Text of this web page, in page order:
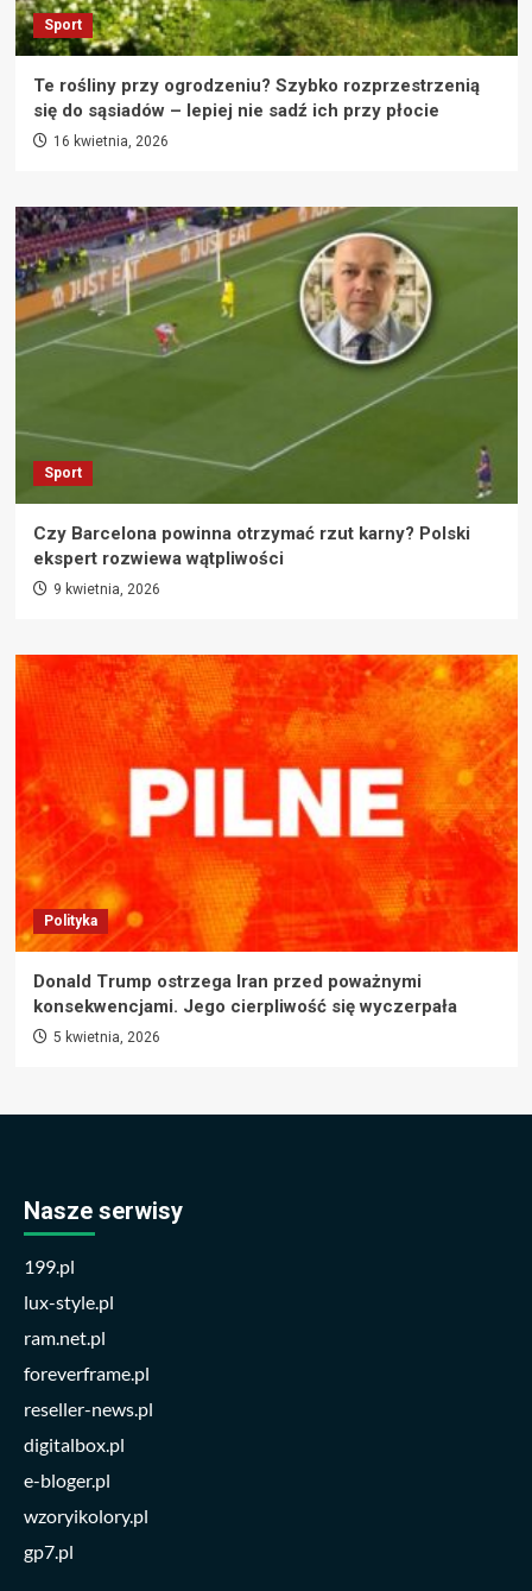
Sport
Te rośliny przy ogrodzeniu? Szybko rozprzestrzenią
się do sąsiadów – lepiej nie sadź ich przy płocie
16 kwietnia, 2026
Sport
Czy Barcelona powinna otrzymać rzut karny? Polski
ekspert rozwiewa wątpliwości
9 kwietnia, 2026
Polityka
Donald Trump ostrzega Iran przed poważnymi
konsekwencjami. Jego cierpliwość się wyczerpała
5 kwietnia, 2026
Nasze serwisy
199.pl
lux-style.pl
ram.net.pl
foreverframe.pl
reseller-news.pl
digitalbox.pl
e-bloger.pl
wzoryikolory.pl
gp7.pl